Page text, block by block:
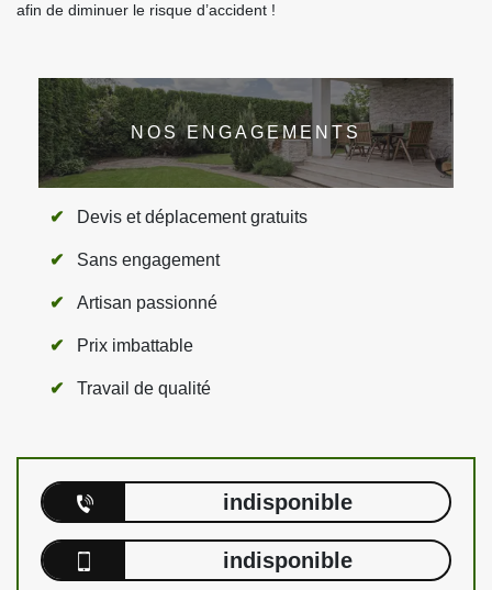
afin de diminuer le risque d’accident !
NOS ENGAGEMENTS
Devis et déplacement gratuits
Sans engagement
Artisan passionné
Prix imbattable
Travail de qualité
indisponible
indisponible